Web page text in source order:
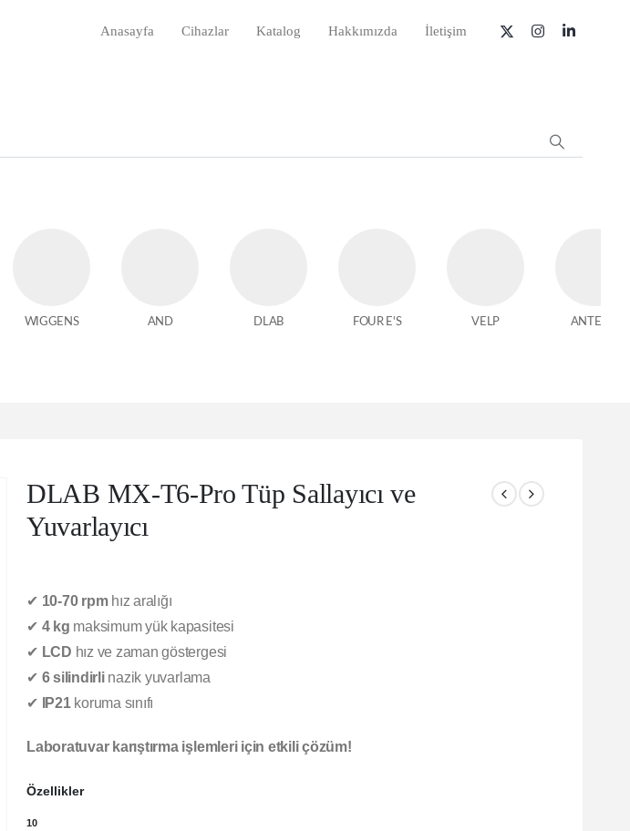
Anasayfa Cihazlar Katalog Hakkımızda İletişim
WIGGENS AND DLAB FOUR E'S VELP ANTECH
DLAB MX-T6-Pro Tüp Sallayıcı ve
Yuvarlayıcı
✔ 10-70 rpmhız aralığı
✔ 4 kg maksimum yük kapasitesi
✔ LCD hız ve zaman göstergesi
✔ 6 silindirlinazik yuvarlama
✔
IP21koruma sınıfı
Laboratuvar karıştırma işlemleri için etkili çözüm!
Özellikler
10